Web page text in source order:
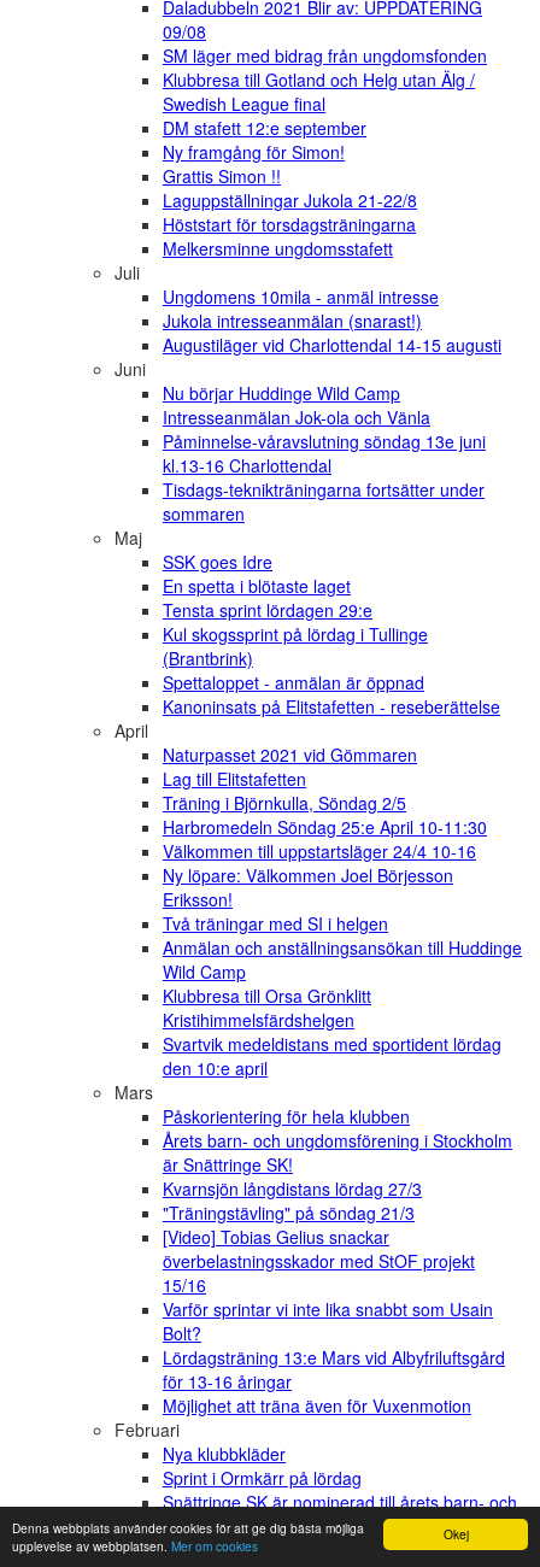
Okej
Denna webbplats använder cookies för att ge dig bästa möjliga
upplevelse av webbplatsen. Mer om cookies
Daladubbeln 2021 Blir av: UPPDATERING
09/08
SM läger med bidrag från ungdomsfonden
Klubbresa till Gotland och Helg utan Älg /
Swedish League final
DM stafett 12:e september
Ny framgång för Simon!
Grattis Simon !!
Laguppställningar Jukola 21-22/8
Höststart för torsdagsträningarna
Melkersminne ungdomsstafett
Juli
Ungdomens 10mila - anmäl intresse
Jukola intresseanmälan (snarast!)
Augustiläger vid Charlottendal 14-15 augusti
Juni
Nu börjar Huddinge Wild Camp
Intresseanmälan Jok-ola och Vänla
Påminnelse-våravslutning söndag 13e juni
kl.13-16 Charlottendal
Tisdags-teknikträningarna fortsätter under
sommaren
Maj
SSK goes Idre
En spetta i blötaste laget
Tensta sprint lördagen 29:e
Kul skogssprint på lördag i Tullinge
(Brantbrink)
Spettaloppet - anmälan är öppnad
Kanoninsats på Elitstafetten - reseberättelse
April
Naturpasset 2021 vid Gömmaren
Lag till Elitstafetten
Träning i Björnkulla, Söndag 2/5
Harbromedeln Söndag 25:e April 10-11:30
Välkommen till uppstartsläger 24/4 10-16
Ny löpare: Välkommen Joel Börjesson
Eriksson!
Två träningar med SI i helgen
Anmälan och anställningsansökan till Huddinge
Wild Camp
Klubbresa till Orsa Grönklitt
Kristihimmelsfärdshelgen
Svartvik medeldistans med sportident lördag
den 10:e april
Mars
Påskorientering för hela klubben
Årets barn- och ungdomsförening i Stockholm
är Snättringe SK!
Kvarnsjön långdistans lördag 27/3
"Träningstävling" på söndag 21/3
[Video] Tobias Gelius snackar
överbelastningsskador med StOF projekt
15/16
Varför sprintar vi inte lika snabbt som Usain
Bolt?
Lördagsträning 13:e Mars vid Albyfriluftsgård
för 13-16 åringar
Möjlighet att träna även för Vuxenmotion
Februari
Nya klubbkläder
Sprint i Ormkärr på lördag
Snättringe SK är nominerad till årets barn- och
ungdomsförening
Januari